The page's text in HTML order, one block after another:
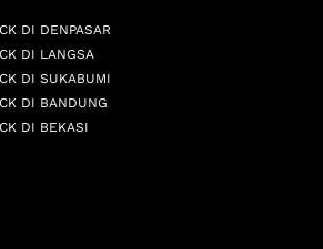
DI DENPASAR
DI LANGSA
DI SUKABUMI
DI BANDUNG
DI BEKASI